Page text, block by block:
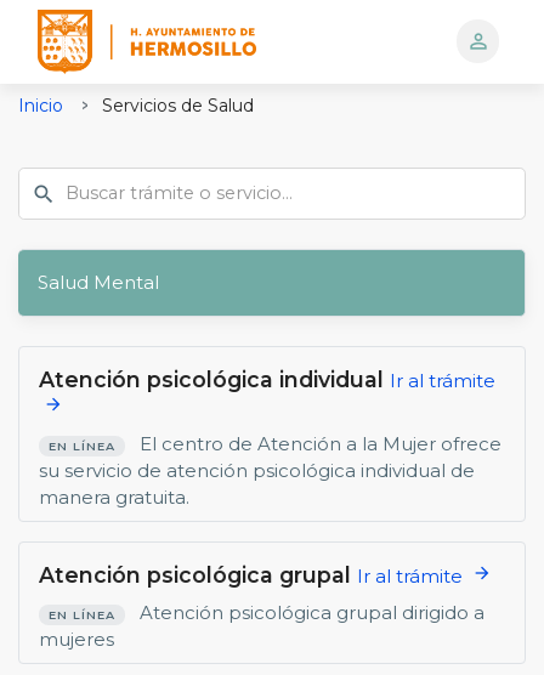
person_outline
Inicio Servicios de Salud
Salud Mental
Atención psicológica individual Ir al trámite
arrow_forward
EN LÍNEA
El centro de Atención a la Mujer ofrece
su servicio de atención psicológica individual de
manera gratuita.
Atención psicológica grupal Ir al trámite arrow_forward
EN LÍNEA
Atención psicológica grupal dirigido a
mujeres